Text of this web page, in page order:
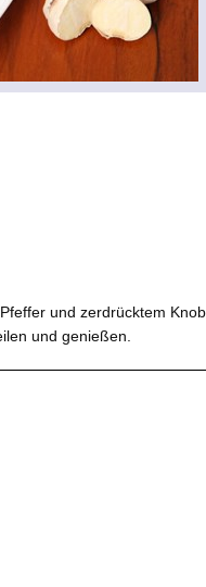
und zerdrücktem
und genießen.